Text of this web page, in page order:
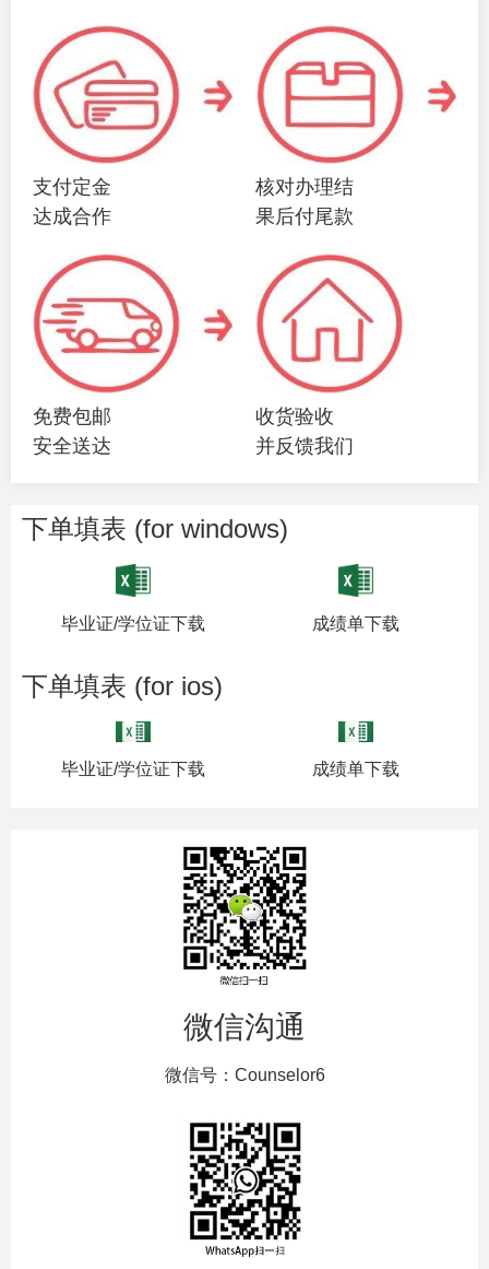
支付定金
达成合作
核对办理结
果后付尾款
免费包邮
安全送达
收货验收
并反馈我们
下单填表 (for windows)
毕业证/学位证下载 成绩单下载
下单填表 (for ios)
毕业证/学位证下载 成绩单下载
微信沟通
微信号：Counselor6